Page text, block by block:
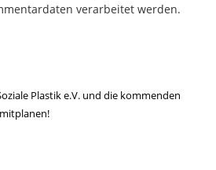
verarbeitet werden.
Plastik e.V. und die kommenden